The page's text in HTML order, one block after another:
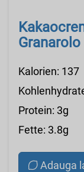
Granarolo
Kalorien: 137
Protein: 3g
Fette: 3.8g
Adauga